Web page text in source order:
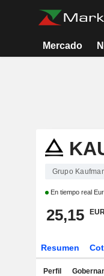
Mercado
Grupo
En tiempo real
25,15
Resumen
Perfil